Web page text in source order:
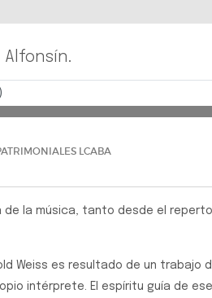
Alfonsín.
Juan Almada
LCABA
de la música, tanto desde el
Weiss es resultado de un trabajo
intérprete. El espíritu guía de